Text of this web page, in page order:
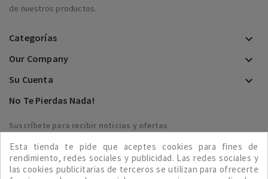
de nuestros productos.
Categorías 
Our Company 
Su Cuenta 
No Te Pierdas Nada!
Suscríbete para recibir noticias y ofertas

Esta tienda te pide que aceptes cookies para fines de
rendimiento, redes sociales y publicidad. Las redes sociales y
las cookies publicitarias de terceros se utilizan para ofrecerte